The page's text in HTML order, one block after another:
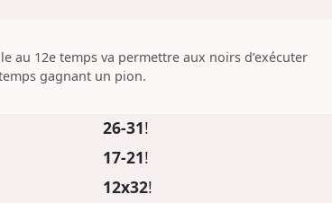
au 12e temps va permettre aux noirs d’exécuter
gagnant un pion.
26-31!
17-21!
12x32!